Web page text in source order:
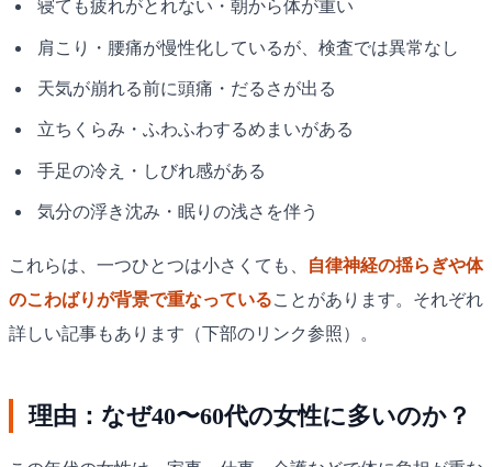
寝ても疲れがとれない・朝から体が重い
肩こり・腰痛が慢性化しているが、検査では異常なし
天気が崩れる前に頭痛・だるさが出る
立ちくらみ・ふわふわするめまいがある
手足の冷え・しびれ感がある
気分の浮き沈み・眠りの浅さを伴う
これらは、一つひとつは小さくても、
自律神経の揺らぎや体
のこわばりが背景で重なっていることがあります。それぞれ
詳しい記事もあります（下部のリンク参照）。
理由：なぜ40〜60代の女性に多いのか？